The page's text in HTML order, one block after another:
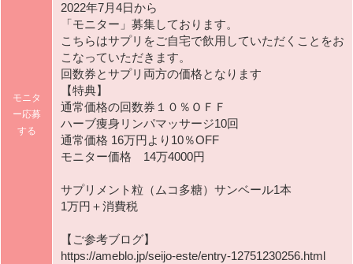
モニタ
ー応募
する
2022年7月4日から
「モニター」募集しております。
こちらはサプリをご自宅で飲用していただくことをお
こなっていただきます。
回数券とサプリ両方の価格となります
【特典】
通常価格の回数券１０％ＯＦＦ
ハーブ痩身リンパマッサージ10回
通常価格 16万円より10％OFF
モニター価格 14万4000円
サプリメント粒（ムコ多糖）サンベール1本
1万円＋消費税
【ご参考ブログ】
https://ameblo.jp/seijo-este/entry-12751230256.html